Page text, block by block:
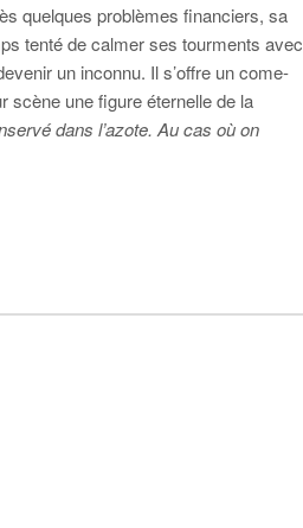
quelques problèmes financiers, sa
tenté de calmer ses tourments avec
un inconnu. Il s’offre un come-
scène une figure éternelle de la
dans l’azote. Au cas où on